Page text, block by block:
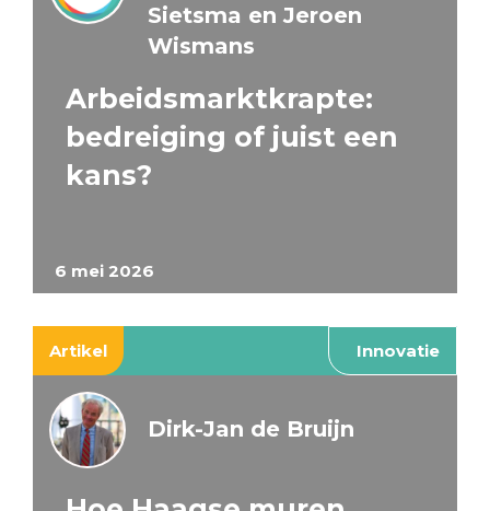
6 mei 2026
Sietsma en Jeroen
Wismans
Arbeidsmarktkrapte:
bedreiging of juist een
kans?
Artikel Innovatie
Dirk-Jan de Bruijn